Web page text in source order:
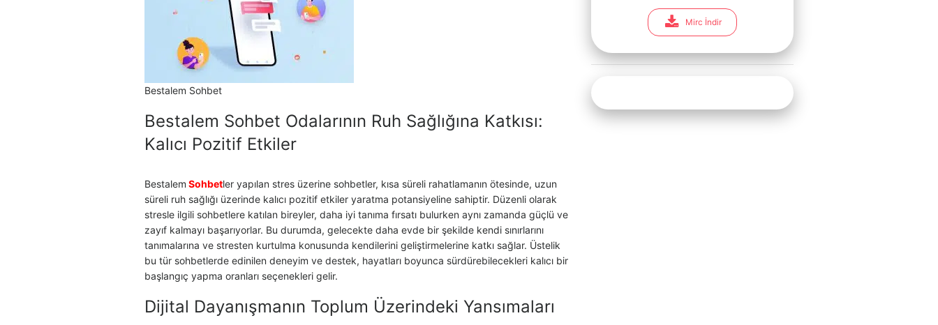
Bestalem Sohbet
Bestalem Sohbet Odalarının Ruh Sağlığına Katkısı:
Kalıcı Pozitif Etkiler
Bestalem Sohbetler yapılan stres üzerine sohbetler, kısa süreli rahatlamanın ötesinde, uzun
süreli ruh sağlığı üzerinde kalıcı pozitif etkiler yaratma potansiyeline sahiptir. Düzenli olarak
stresle ilgili sohbetlere katılan bireyler, daha iyi tanıma fırsatı bulurken aynı zamanda güçlü ve
zayıf kalmayı başarıyorlar. Bu durumda, gelecekte daha evde bir şekilde kendi sınırlarını
tanımalarına ve stresten kurtulma konusunda kendilerini geliştirmelerine katkı sağlar. Üstelik
bu tür sohbetlerde edinilen deneyim ve destek, hayatları boyunca sürdürebilecekleri kalıcı bir
başlangıç ​​yapma oranları seçenekleri gelir.
Dijital Dayanışmanın Toplum Üzerindeki Yansımaları
Mirc İndir